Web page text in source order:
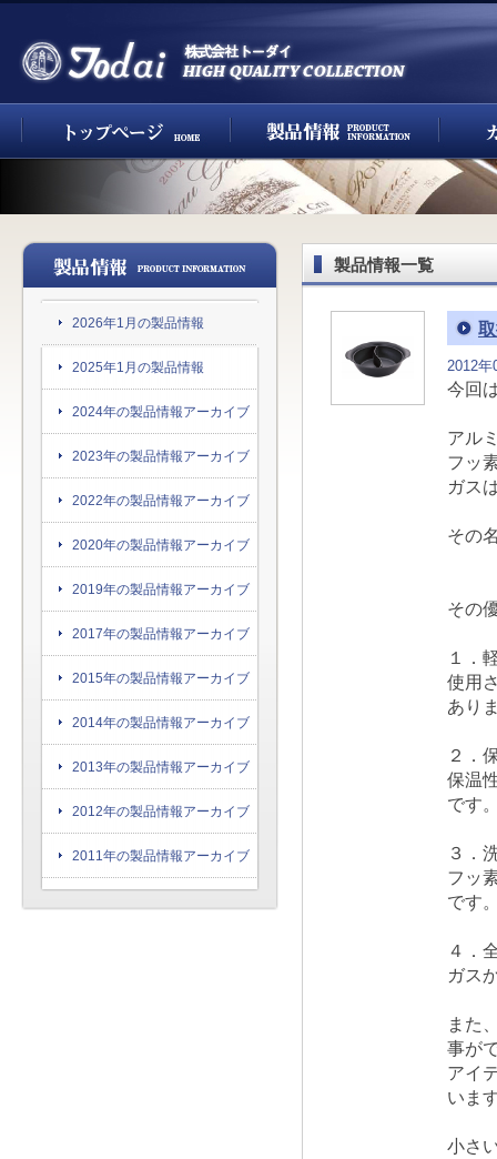
製品情報一覧
2012年
今回
アル
フッ
ガス
その
その
１．
使用
あり
２．
保温
です
３．
フッ
です
４．
ガス
また
事が
アイ
いま
小さ
2026年1月の製品情報
2025年1月の製品情報
2024年の製品情報アーカイブ
2023年の製品情報アーカイブ
2022年の製品情報アーカイブ
2020年の製品情報アーカイブ
2019年の製品情報アーカイブ
2017年の製品情報アーカイブ
2015年の製品情報アーカイブ
2014年の製品情報アーカイブ
2013年の製品情報アーカイブ
2012年の製品情報アーカイブ
2011年の製品情報アーカイブ